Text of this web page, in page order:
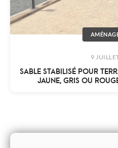
9
SABLE STABILISÉ POUR
JAUNE, GRIS OU